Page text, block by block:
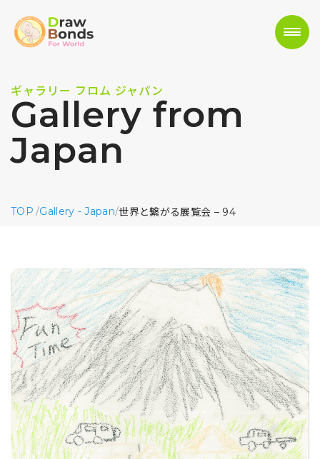
ギャラリー フロム ジャパン
Gallery from
Japan
TOP /Gallery - Japan/世界と繋がる展覧会 – 94